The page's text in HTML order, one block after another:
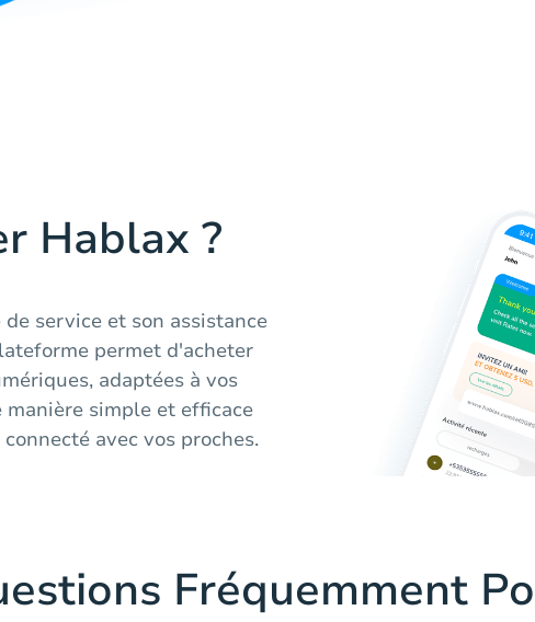
Hablax ?
service et son assistance
permet d'acheter
adaptées à vos
manière simple et efficace
avec vos proches.
Fréquemment